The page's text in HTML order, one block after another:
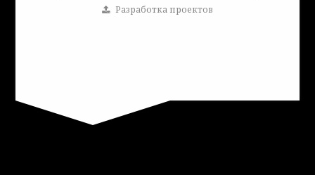
Разработка проектов